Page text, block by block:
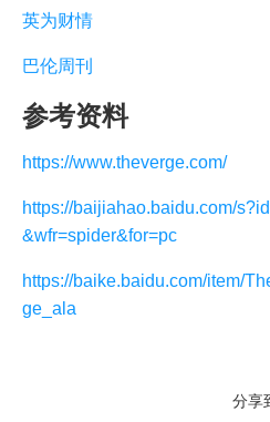
英为财情
巴伦周刊
参考资料
https://www.theverge.com/
https://baijiahao.baidu.com/
&wfr=spider&for=pc
https://baike.baidu.com/item/
ge_ala
分享